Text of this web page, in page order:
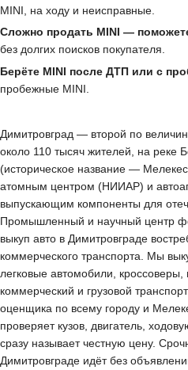
MINI, на ходу и неисправные.
Сложно продать MINI —
без долгих поисков покупателя.
Берёте MINI после ДТП или с
пробежные MINI.
Димитровград — второй по
около 110 тысяч жителей, на реке
(историческое название —
атомным центром (НИИАР) и
выпускающим компоненты для
Промышленный и научный центр
выкуп авто в Димитровграде
коммерческого транспорта. Мы
легковые автомобили,
коммерческий и грузовой
оценщика по всему городу и
проверяет кузов, двигатель,
сразу называет честную цену.
Димитровграде идёт без